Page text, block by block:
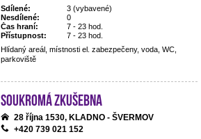
Sdílené:
3 (vybavené)
Nesdílené:
0
Čas hraní:
7 - 23 hod.
Přístupnost:
7 - 23 hod.
Hlídaný areál, místnosti el. zabezpečeny, voda, WC,
parkoviště
Soukromá zkušebna
28 října 1530, KLADNO - ŠVERMOV
+420 739 021 152